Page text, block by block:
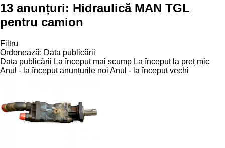
13 anunțuri: Hidraulică MAN TGL
pentru camion
Filtru
Ordonează: Data publicării
Data publicării La început mai scump La început la preț mic
Anul - la început anunțurile noi Anul - la început vechi